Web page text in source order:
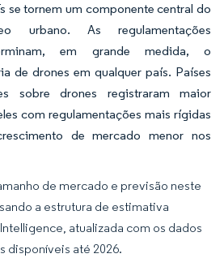
se tornem um componente central do
urbano. As regulamentações
em grande medida, o
de drones em qualquer país. Países
sobre drones registraram maior
com regulamentações mais rígidas
de mercado menor nos
de mercado e previsão neste
a estrutura de estimativa
atualizada com os dados
disponíveis até 2026.